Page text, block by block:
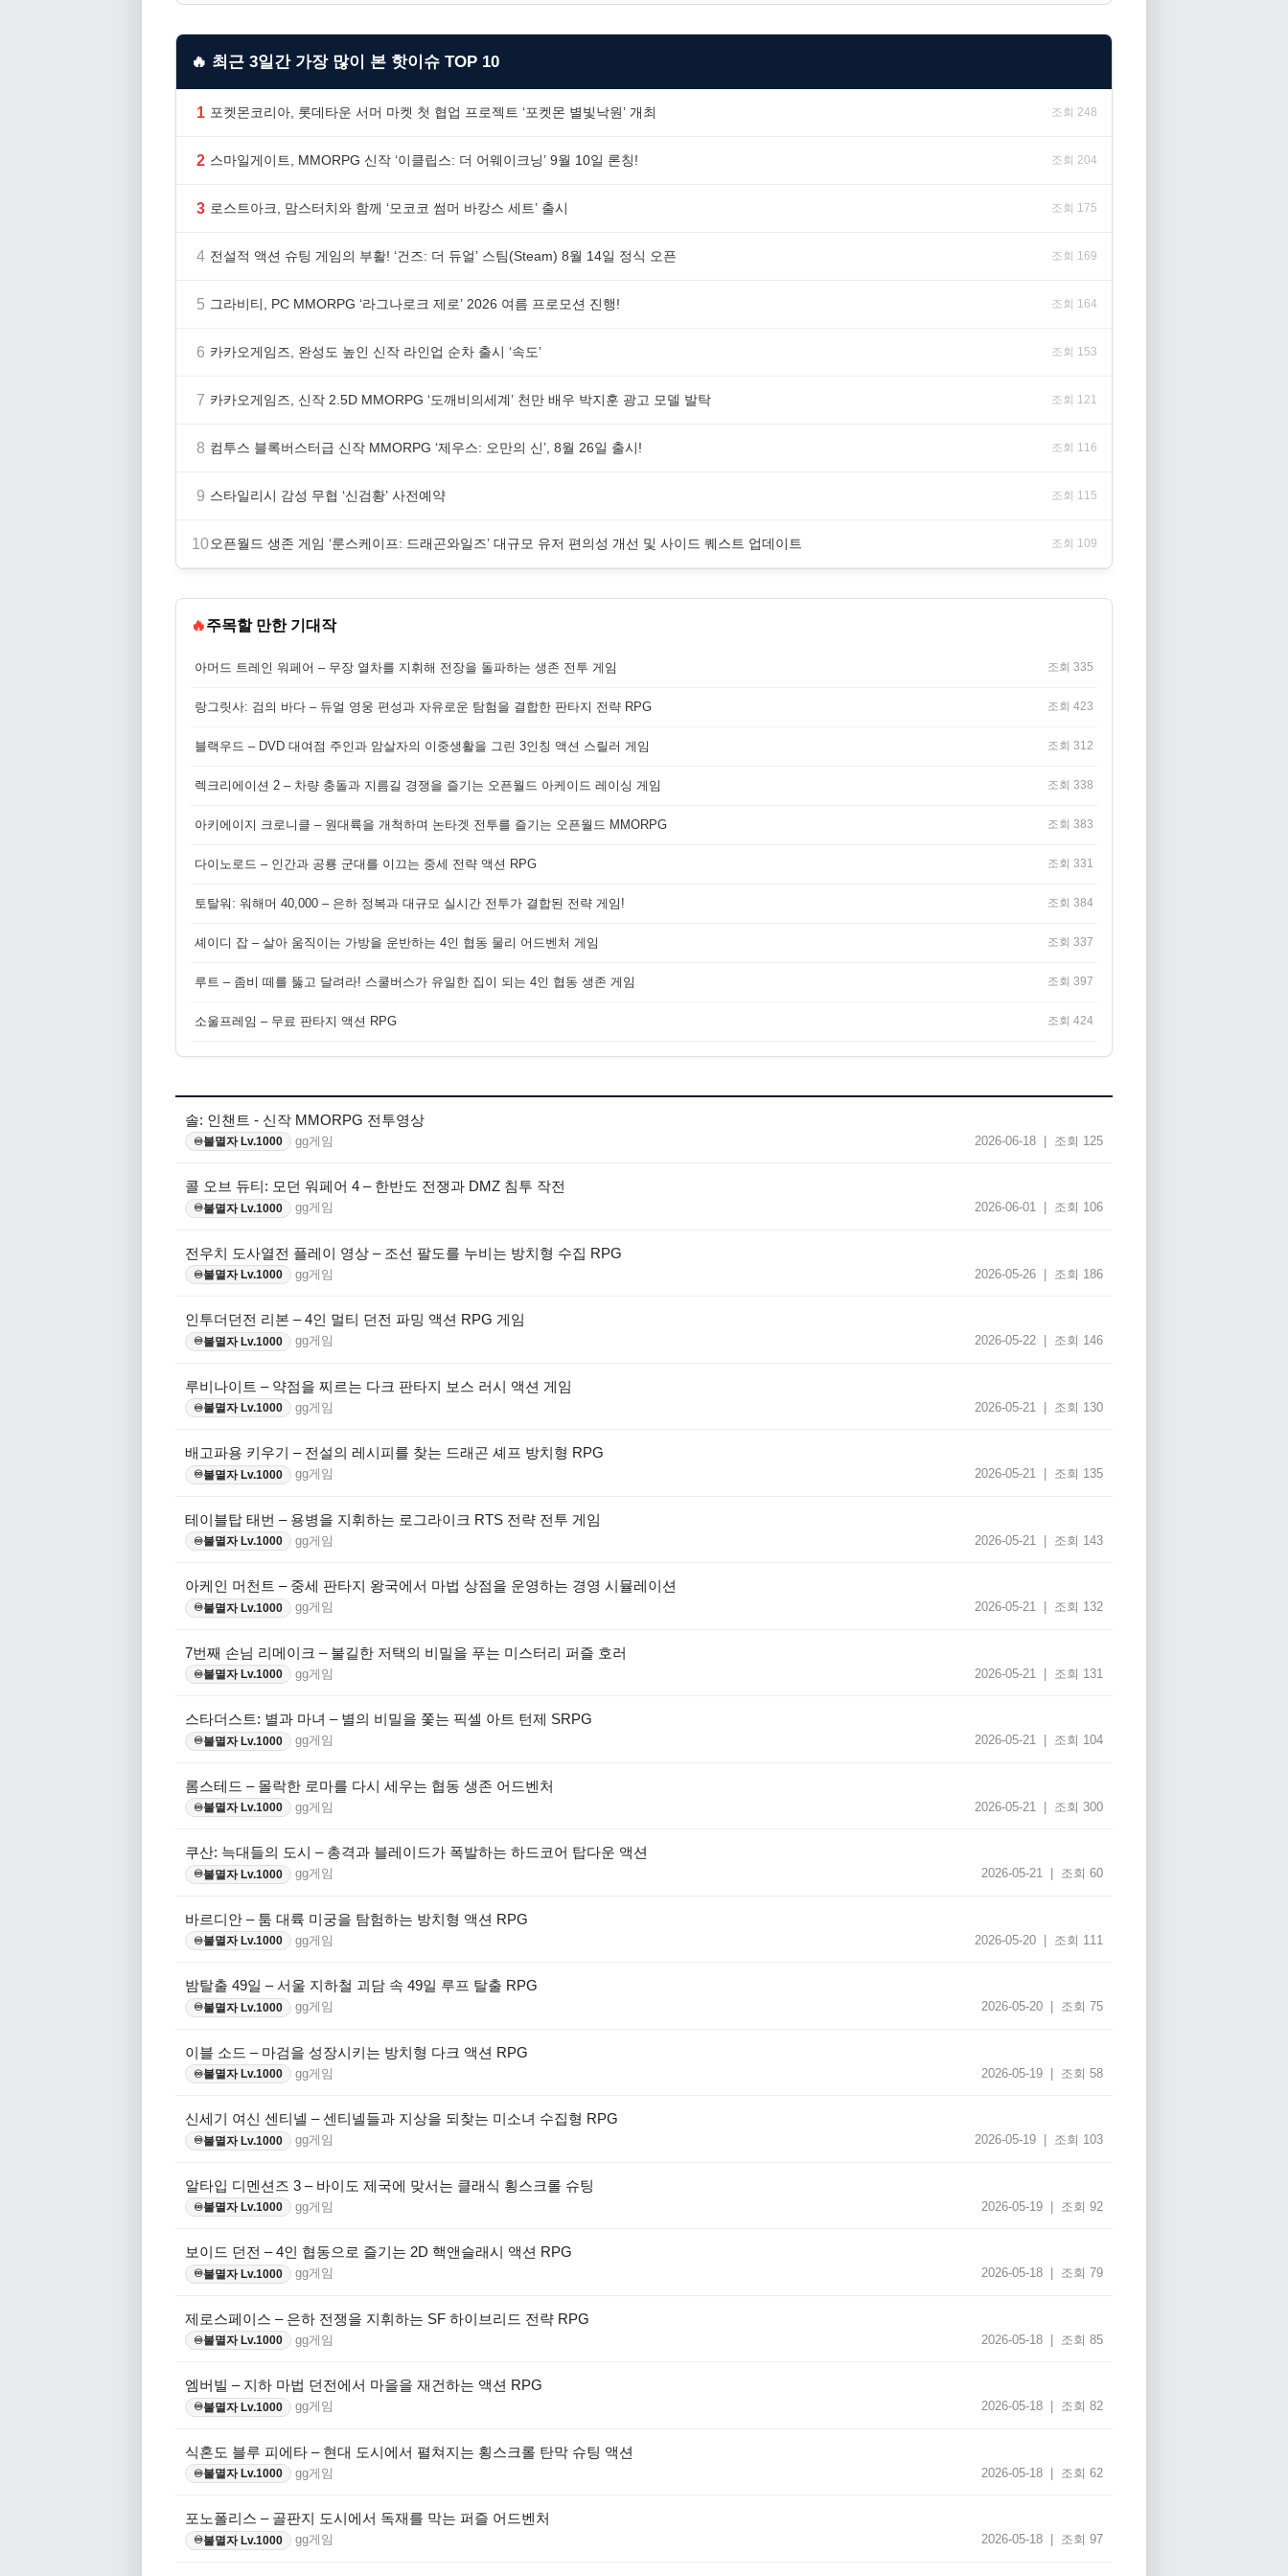
🔥 최근 3일간 가장 많이 본 핫이슈 TOP 10
1 포켓몬코리아, 롯데타운 서머 마켓 첫 협업 프로젝트 ‘포켓몬 별빛낙원’ 개최 조회 248
2 스마일게이트, MMORPG 신작 ‘이클립스: 더 어웨이크닝’ 9월 10일 론칭! 조회 204
3 로스트아크, 맘스터치와 함께 ‘모코코 썸머 바캉스 세트’ 출시 조회 175
4 전설적 액션 슈팅 게임의 부활! ‘건즈: 더 듀얼’ 스팀(Steam) 8월 14일 정식 오픈 조회 169
5 그라비티, PC MMORPG ‘라그나로크 제로’ 2026 여름 프로모션 진행! 조회 164
6 카카오게임즈, 완성도 높인 신작 라인업 순차 출시 ‘속도’ 조회 153
7 카카오게임즈, 신작 2.5D MMORPG ‘도깨비의세계’ 천만 배우 박지훈 광고 모델 발탁 조회 121
8 컴투스 블록버스터급 신작 MMORPG ‘제우스: 오만의 신’, 8월 26일 출시! 조회 116
9 스타일리시 감성 무협 ‘신검황’ 사전예약 조회 115
10오픈월드 생존 게임 ‘룬스케이프: 드래곤와일즈’ 대규모 유저 편의성 개선 및 사이드 퀘스트 업데이트 조회 109
🔥주목할 만한 기대작
아머드 트레인 워페어 – 무장 열차를 지휘해 전장을 돌파하는 생존 전투 게임 조회 335
랑그릿사: 검의 바다 – 듀얼 영웅 편성과 자유로운 탐험을 결합한 판타지 전략 RPG 조회 423
블랙우드 – DVD 대여점 주인과 암살자의 이중생활을 그린 3인칭 액션 스릴러 게임 조회 312
렉크리에이션 2 – 차량 충돌과 지름길 경쟁을 즐기는 오픈월드 아케이드 레이싱 게임 조회 338
아키에이지 크로니클 – 원대륙을 개척하며 논타겟 전투를 즐기는 오픈월드 MMORPG 조회 383
다이노로드 – 인간과 공룡 군대를 이끄는 중세 전략 액션 RPG 조회 331
토탈워: 워해머 40,000 – 은하 정복과 대규모 실시간 전투가 결합된 전략 게임! 조회 384
셰이디 잡 – 살아 움직이는 가방을 운반하는 4인 협동 물리 어드벤처 게임 조회 337
루트 – 좀비 떼를 뚫고 달려라! 스쿨버스가 유일한 집이 되는 4인 협동 생존 게임 조회 397
소울프레임 – 무료 판타지 액션 RPG 조회 424
솔: 인챈트 - 신작 MMORPG 전투영상
♾️불멸자 Lv.1000 gg게임 2026-06-18 | 조회 125
콜 오브 듀티: 모던 워페어 4 – 한반도 전쟁과 DMZ 침투 작전
♾️불멸자 Lv.1000 gg게임 2026-06-01 | 조회 106
전우치 도사열전 플레이 영상 – 조선 팔도를 누비는 방치형 수집 RPG
♾️불멸자 Lv.1000 gg게임 2026-05-26 | 조회 186
인투더던전 리본 – 4인 멀티 던전 파밍 액션 RPG 게임
♾️불멸자 Lv.1000 gg게임 2026-05-22 | 조회 146
루비나이트 – 약점을 찌르는 다크 판타지 보스 러시 액션 게임
♾️불멸자 Lv.1000 gg게임 2026-05-21 | 조회 130
배고파용 키우기 – 전설의 레시피를 찾는 드래곤 셰프 방치형 RPG
♾️불멸자 Lv.1000 gg게임 2026-05-21 | 조회 135
테이블탑 태번 – 용병을 지휘하는 로그라이크 RTS 전략 전투 게임
♾️불멸자 Lv.1000 gg게임 2026-05-21 | 조회 143
아케인 머천트 – 중세 판타지 왕국에서 마법 상점을 운영하는 경영 시뮬레이션
♾️불멸자 Lv.1000 gg게임 2026-05-21 | 조회 132
7번째 손님 리메이크 – 불길한 저택의 비밀을 푸는 미스터리 퍼즐 호러
♾️불멸자 Lv.1000 gg게임 2026-05-21 | 조회 131
스타더스트: 별과 마녀 – 별의 비밀을 쫓는 픽셀 아트 턴제 SRPG
♾️불멸자 Lv.1000 gg게임 2026-05-21 | 조회 104
롬스테드 – 몰락한 로마를 다시 세우는 협동 생존 어드벤처
♾️불멸자 Lv.1000 gg게임 2026-05-21 | 조회 300
쿠산: 늑대들의 도시 – 총격과 블레이드가 폭발하는 하드코어 탑다운 액션
♾️불멸자 Lv.1000 gg게임 2026-05-21 | 조회 60
바르디안 – 툼 대륙 미궁을 탐험하는 방치형 액션 RPG
♾️불멸자 Lv.1000 gg게임 2026-05-20 | 조회 111
밤탈출 49일 – 서울 지하철 괴담 속 49일 루프 탈출 RPG
♾️불멸자 Lv.1000 gg게임 2026-05-20 | 조회 75
이블 소드 – 마검을 성장시키는 방치형 다크 액션 RPG
♾️불멸자 Lv.1000 gg게임 2026-05-19 | 조회 58
신세기 여신 센티넬 – 센티넬들과 지상을 되찾는 미소녀 수집형 RPG
♾️불멸자 Lv.1000 gg게임 2026-05-19 | 조회 103
알타입 디멘션즈 3 – 바이도 제국에 맞서는 클래식 횡스크롤 슈팅
♾️불멸자 Lv.1000 gg게임 2026-05-19 | 조회 92
보이드 던전 – 4인 협동으로 즐기는 2D 핵앤슬래시 액션 RPG
♾️불멸자 Lv.1000 gg게임 2026-05-18 | 조회 79
제로스페이스 – 은하 전쟁을 지휘하는 SF 하이브리드 전략 RPG
♾️불멸자 Lv.1000 gg게임 2026-05-18 | 조회 85
엠버빌 – 지하 마법 던전에서 마을을 재건하는 액션 RPG
♾️불멸자 Lv.1000 gg게임 2026-05-18 | 조회 82
식혼도 블루 피에타 – 현대 도시에서 펼쳐지는 횡스크롤 탄막 슈팅 액션
♾️불멸자 Lv.1000 gg게임 2026-05-18 | 조회 62
포노폴리스 – 골판지 도시에서 독재를 막는 퍼즐 어드벤처
♾️불멸자 Lv.1000 gg게임 2026-05-18 | 조회 97